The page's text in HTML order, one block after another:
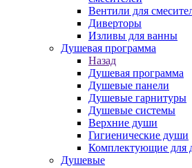
Вентили для
Диверторы
Изливы для ванны
Душевая программа
Назад
Душевая программа
Душевые панели
Душевые гарнитуры
Душевые системы
Верхние души
Гигиенические души
Комплектующие для
Душевые